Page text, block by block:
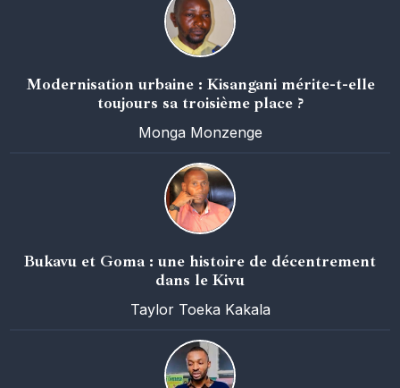
Modernisation urbaine : Kisangani mérite-t-elle
toujours sa troisième place ?
Monga Monzenge
Bukavu et Goma : une histoire de décentrement
dans le Kivu
Taylor Toeka Kakala